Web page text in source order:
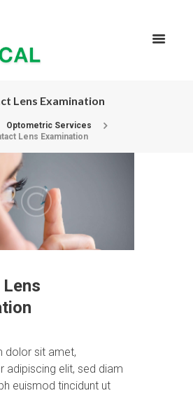
Lens Examination
Optometric Services
Lens Examination
dolor sit amet,
adipiscing elit, sed diam
euismod tincidunt ut